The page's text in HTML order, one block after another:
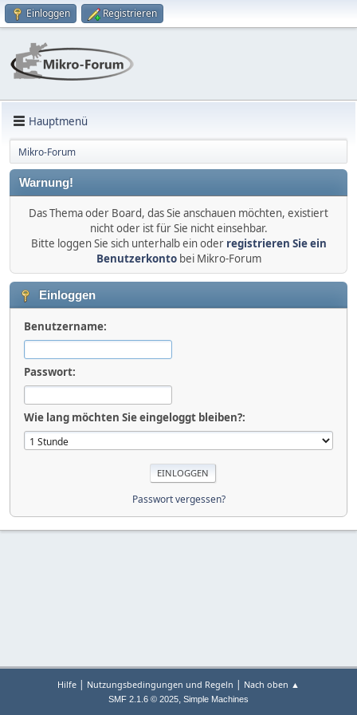
Einloggen Registrieren
Hauptmenü
Mikro-Forum
Warnung!
Das Thema oder Board, das Sie anschauen möchten, existiert
nicht oder ist für Sie nicht einsehbar.
Bitte loggen Sie sich unterhalb ein oder registrieren Sie ein
Benutzerkontobei Mikro-Forum
Einloggen
Benutzername:
Passwort:
Wie lang möchten Sie eingeloggt bleiben?:
Passwort vergessen?
Hilfe | Nutzungsbedingungen und Regeln | Nach oben ▲
SMF 2.1.6 © 2025, Simple Machines